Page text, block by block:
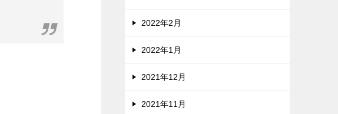
2022年2月
2022年1月
2021年12月
2021年11月